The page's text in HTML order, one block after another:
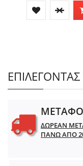
ΕΠΙΛΕΓΟΝΤΑΣ
ΔΩΡΕΑΝ
ΠΑΝΩ ΑΠΟ